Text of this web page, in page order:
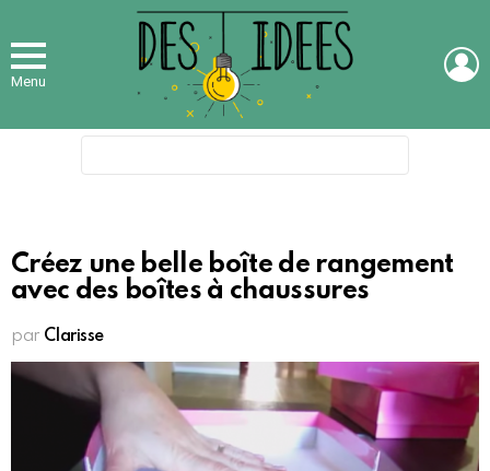
Menu
Créez une belle boîte de rangement
avec des boîtes à chaussures
par Clarisse